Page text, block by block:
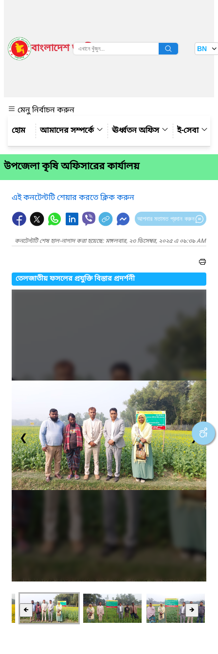
বাংলাদেশ জাতীয় তথ্য বাতায়ন BN
মেনু নির্বাচন করুন
আমাদের সম্পর্কে
ঊর্ধ্বতন অফিস ই-সেবা
উপজেলা কৃষি অফিসারের কার্যালয়
এই কনটেন্টটি শেয়ার করতে ক্লিক করুন
আপনার মতামত প্রদান করুন
কনটেন্টটি শেষ হাল-নাগাদ করা হয়েছে: মঙ্গলবার, ২৩ ডিসেম্বর, ২০২৫ এ ০৯:৩৯ AM
তেলজাতীয় ফসলের প্রযুক্তি বিস্তার প্রদর্শনী
❮ ❯
🡸 🡺